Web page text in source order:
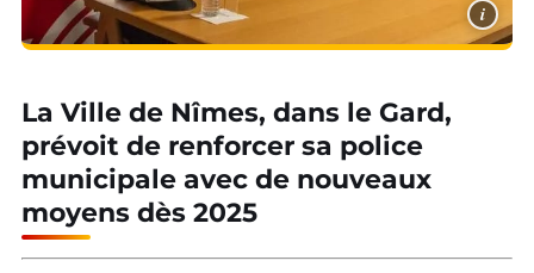
i
La Ville de Nîmes, dans le Gard,
prévoit de renforcer sa police
municipale avec de nouveaux
moyens dès 2025